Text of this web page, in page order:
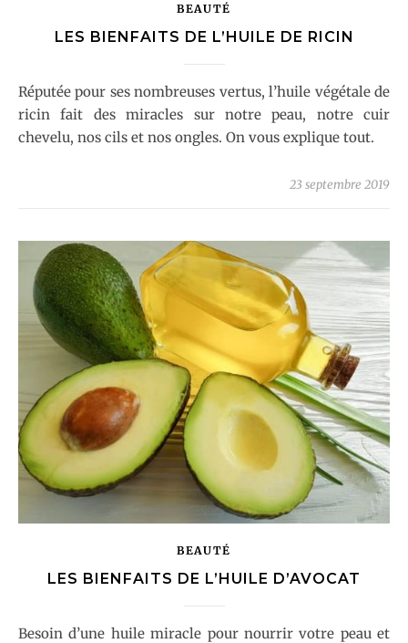
BEAUTÉ
LES BIENFAITS DE L’HUILE DE RICIN
Réputée pour ses nombreuses vertus, l’huile végétale de
ricin fait des miracles sur notre peau, notre cuir
chevelu, nos cils et nos ongles. On vous explique tout.
23 septembre 2019
BEAUTÉ
LES BIENFAITS DE L’HUILE D’AVOCAT
Besoin d’une huile miracle pour nourrir votre peau et